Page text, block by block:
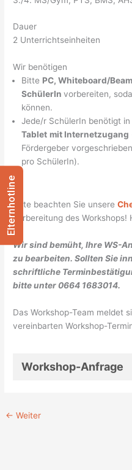
Dauer
2 Unterrichtseinheiten
Wir benötigen
Bitte PC, Whiteboard/
SchülerIn vorbereiten,
können.
Jede/r SchülerIn benötigt
Tablet mit Internetzugang
Fördergeber
pro SchülerIn).
Bitte beachten Sie unsere
Vorbereitung des Workshops!
Wir sind bemüht, Ihre WS-
zu bearbeiten. Sollten Sie
schriftliche
bitte unter 0664 1683014.
Das Workshop-Team meldet
vereinbarten Workshop-
Workshop-Anfrage
← Weiter
Elternhotline